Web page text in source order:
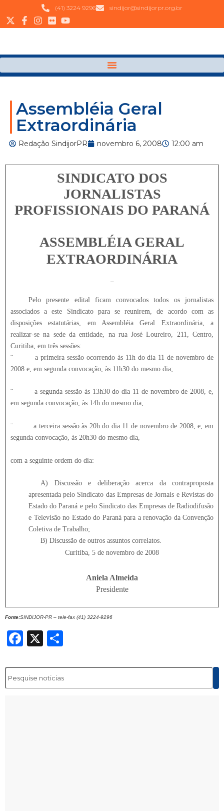
(41) 3224 9296 sindijor@sindijorpr.org.br
Assembléia Geral
Extraordinária
Redação SindijorPR novembro 6, 2008 12:00 am
SINDICATO DOS
JORNALISTAS
PROFISSIONAIS DO PARANÁ
ASSEMBLÉIA GERAL
EXTRAORDINÁRIA
–
Pelo presente edital ficam convocados todos os jornalistas
associados a este Sindicato para se reunirem, de acordo com as
disposições estatutárias, em Assembléia Geral Extraordinária, a
realizar-se na sede da entidade, na rua José Loureiro, 211, Centro,
Curitiba, em três sessões:
¨
a primeira sessão ocorrendo às 11h do dia 11 de novembro de
2008 e, em segunda convocação, às 11h30 do mesmo dia;
¨
a segunda sessão às 13h30 do dia 11 de novembro de 2008, e,
em segunda convocação, às 14h do mesmo dia;
¨
a terceira sessão às 20h do dia 11 de novembro de 2008, e, em
segunda convocação, às 20h30 do mesmo dia,
com a seguinte ordem do dia:
A) Discussão e deliberação acerca da contraproposta
apresentada pelo Sindicato das Empresas de Jornais e Revistas do
Estado do Paraná e pelo Sindicato das Empresas de Radiodifusão
e Televisão no Estado do Paraná para a renovação da Convenção
Coletiva de Trabalho;
B) Discussão de outros assuntos correlatos.
Curitiba, 5 de novembro de 2008
Aniela Almeida
Presidente
Fonte:SINDIJOR-PR – tele-fax (41) 3224-9296
Facebook
X